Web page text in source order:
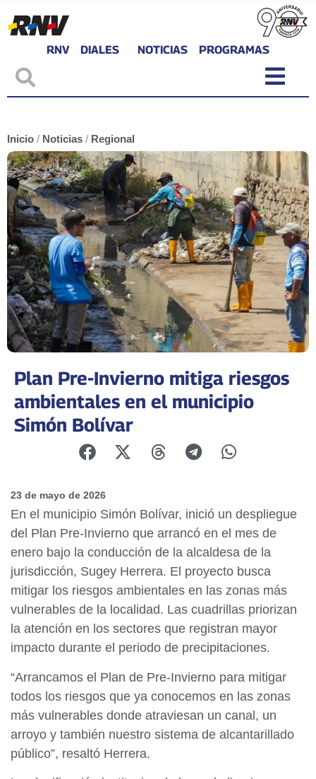
RNV DIALES NOTICIAS PROGRAMAS
Inicio / Noticias / Regional
Plan Pre-Invierno mitiga riesgos
ambientales en el municipio
Simón Bolívar
23 de mayo de 2026
En el municipio Simón Bolívar, inició un despliegue
del Plan Pre-Invierno que arrancó en el mes de
enero bajo la conducción de la alcaldesa de la
jurisdicción, Sugey Herrera. El proyecto busca
mitigar los riesgos ambientales en las zonas más
vulnerables de la localidad. Las cuadrillas priorizan
la atención en los sectores que registran mayor
impacto durante el periodo de precipitaciones.
“Arrancamos el Plan de Pre-Invierno para mitigar
todos los riesgos que ya conocemos en las zonas
más vulnerables donde atraviesan un canal, un
arroyo y también nuestro sistema de alcantarillado
público”, resaltó Herrera.